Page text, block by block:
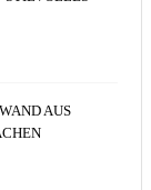
AUS